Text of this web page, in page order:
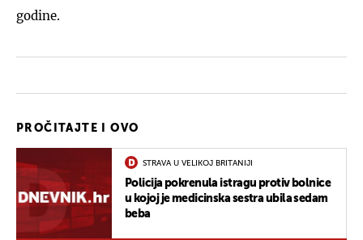
godine.
PROČITAJTE I OVO
STRAVA U VELIKOJ BRITANIJI
Policija pokrenula istragu protiv bolnice
u kojoj je medicinska sestra ubila sedam
beba